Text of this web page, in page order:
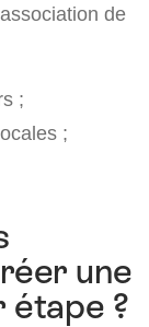
de
;
;
une
étape ?